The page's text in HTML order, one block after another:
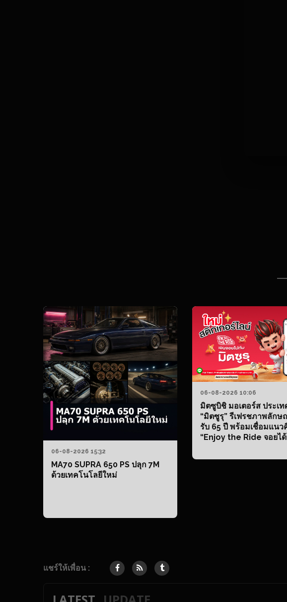
06-08-2026 15:32
MA70 SUPRA 650 PS ปลุก 7M
ด้วยเทคโนโลยีใหม่
06-08-2026 10:06
มิตซูบิชิ มอเตอร์ส ประเท
“มิตซูรุ” รีเฟรชภาพลัก
รับ 65 ปี พร้อมเชื่อมแนว
“Enjoy the Ride จอยไ
ชัน จอยได้ทุกแชต! ดาว
แชร์ให้เพื่อน :